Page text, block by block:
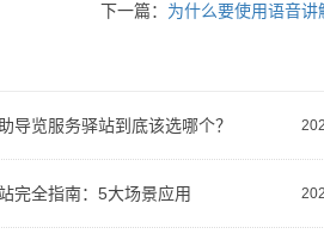
下一篇： 为什么要使用语音讲
导览服务驿站到底该选哪个？
完全指南：5大场景应用